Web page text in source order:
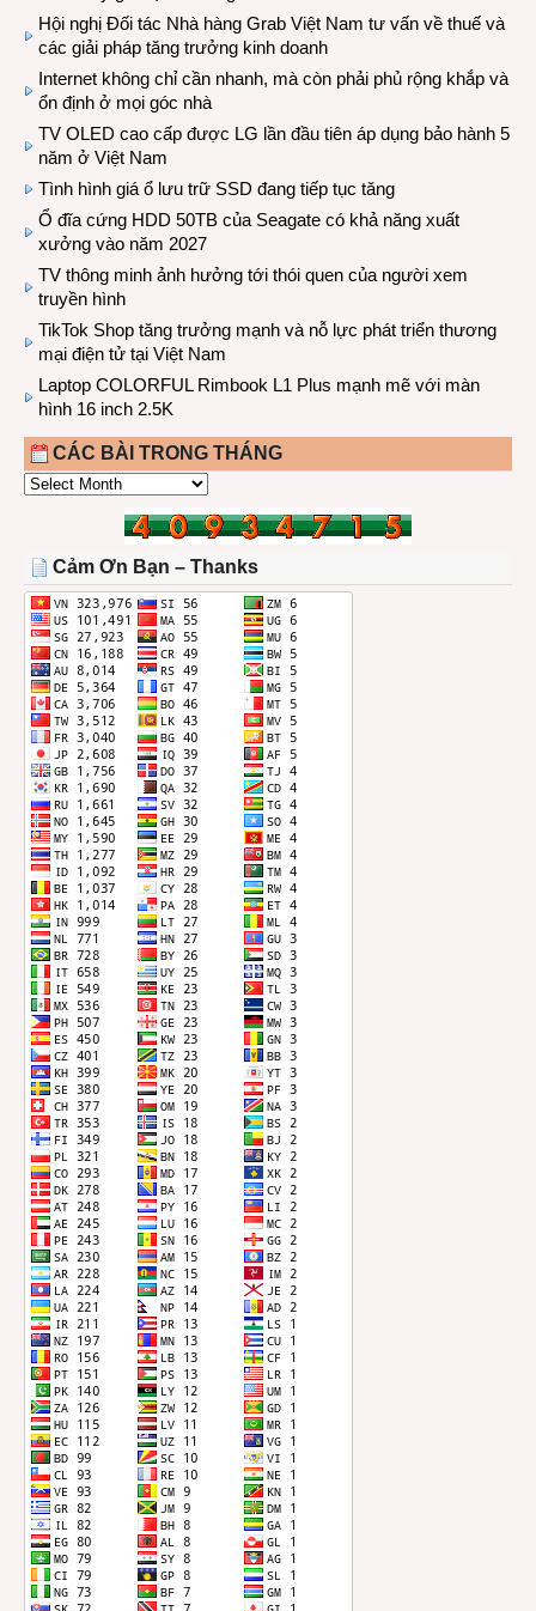
Hội nghị Đối tác Nhà hàng Grab Việt Nam tư vấn về thuế và
các giải pháp tăng trưởng kinh doanh
Internet không chỉ cần nhanh, mà còn phải phủ rộng khắp và
ổn định ở mọi góc nhà
TV OLED cao cấp được LG lần đầu tiên áp dụng bảo hành 5
năm ở Việt Nam
Tình hình giá ổ lưu trữ SSD đang tiếp tục tăng
Ổ đĩa cứng HDD 50TB của Seagate có khả năng xuất
xưởng vào năm 2027
TV thông minh ảnh hưởng tới thói quen của người xem
truyền hình
TikTok Shop tăng trưởng mạnh và nỗ lực phát triển thương
mại điện tử tại Việt Nam
Laptop COLORFUL Rimbook L1 Plus mạnh mẽ với màn
hình 16 inch 2.5K
CÁC BÀI TRONG THÁNG
CÁC
THÁNG
Cảm Ơn Bạn – Thanks